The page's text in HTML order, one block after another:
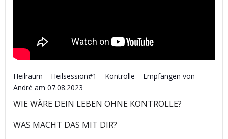
Heilraum – Heilsession#1 – Kontrolle – Empfangen von
André am 07.08.2023
WIE WÄRE DEIN LEBEN OHNE KONTROLLE?
WAS MACHT DAS MIT DIR?